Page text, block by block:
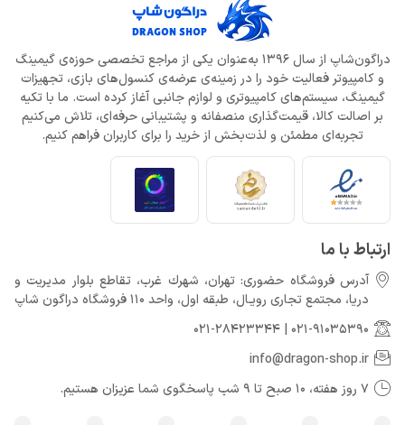
دراگون‌شاپ از سال 1396 به‌عنوان یکی از مراجع تخصصی حوزه‌ی گیمینگ
و کامپیوتر فعالیت خود را در زمینه‌ی عرضه‌ی کنسول‌های بازی، تجهیزات
گیمینگ، سیستم‌های کامپیوتری و لوازم جانبی آغاز کرده است. ما با تکیه
بر اصالت کالا، قیمت‌گذاری منصفانه و پشتیبانی حرفه‌ای، تلاش می‌کنیم
تجربه‌ای مطمئن و لذت‌بخش از خرید را برای کاربران فراهم کنیم.
ارتباط با ما
آدرس فروشگاه حضوری: تهران، شهرك غرب، تقاطع بلوار مدیریت و
دريا، مجتمع تجارى رويـال، طبقه اول، واحد 110 فروشگاه دراگون شاپ
021-91035390
021-28423344
info@dragon-shop.ir
7 روز هفته، 10 صبح تا 9 شب پاسخگوی شما عزیزان هستیم.